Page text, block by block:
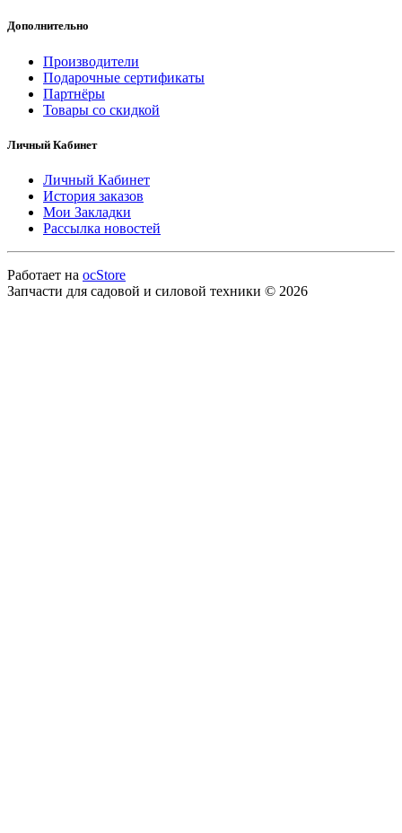
Дополнительно
Производители
Подарочные сертификаты
Партнёры
Товары со скидкой
Личный Кабинет
Личный Кабинет
История заказов
Мои Закладки
Рассылка новостей
Работает на ocStore
Запчасти для садовой и силовой техники © 2026